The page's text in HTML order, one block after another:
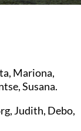
Mariona,
Susana.
Judith, Debo,